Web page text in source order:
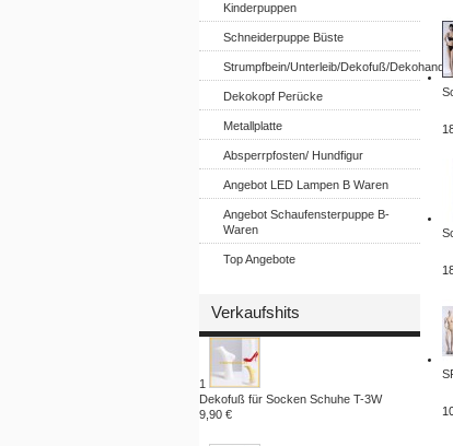
Kinderpuppen
Schneiderpuppe Büste
Strumpfbein/Unterleib/Dekofuß/Dekohand
Dekokopf Perücke
Metallplatte
Absperrpfosten/ Hundfigur
Angebot LED Lampen B Waren
Angebot Schaufensterpuppe B-
Waren
Top Angebote
Verkaufshits
1
Dekofuß für Socken Schuhe T-3W
9,90 €